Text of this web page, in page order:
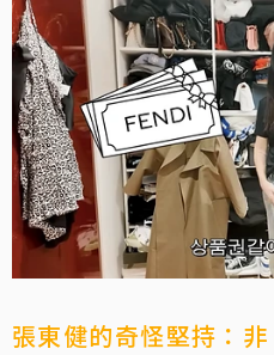
張東健的奇怪堅持：